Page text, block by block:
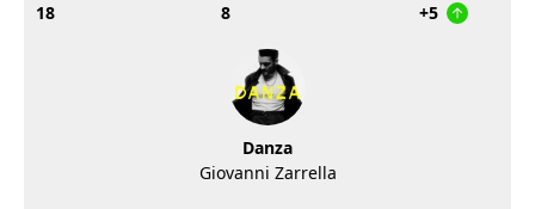
18 8 +5
Danza
Giovanni Zarrella